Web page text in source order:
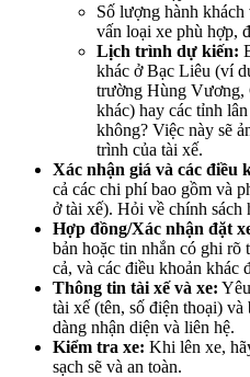
Số lượng hành
vấn loại xe phù hợp,
Lịch trình dự kiến:
khác ở Bạc Liêu (ví
trường Hùng Vương,
khác) hay các tỉnh
không? Việc này sẽ
trình của tài xế.
Xác nhận giá và các điều
cả các chi phí bao gồm và
ở tài xế). Hỏi về chính sách
Hợp đồng/Xác nhận đặt
bản hoặc tin nhắn có ghi rõ
cả, và các điều khoản khác
Thông tin tài xế và xe:
tài xế (tên, số điện thoại)
dàng nhận diện và liên hệ.
Kiểm tra xe: Khi lên xe,
sạch sẽ và an toàn.